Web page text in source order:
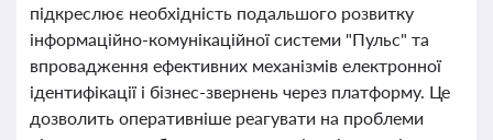
підкреслює необхідність подальшого розвитку
інформаційно-комунікаційної системи "Пульс" та
впровадження ефективних механізмів електронної
ідентифікації і бізнес-звернень через платформу. Це
дозволить оперативніше реагувати на проблеми